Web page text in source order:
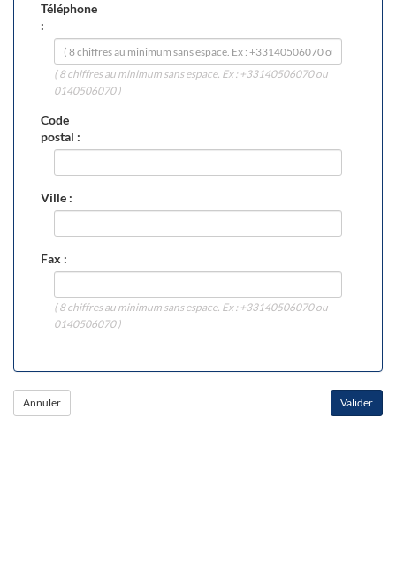
Téléphone
:
( 8 chiffres au minimum sans espace. Ex : +33140506070 ou
0140506070 )
Code
postal :
Ville :
Fax :
( 8 chiffres au minimum sans espace. Ex : +33140506070 ou
0140506070 )